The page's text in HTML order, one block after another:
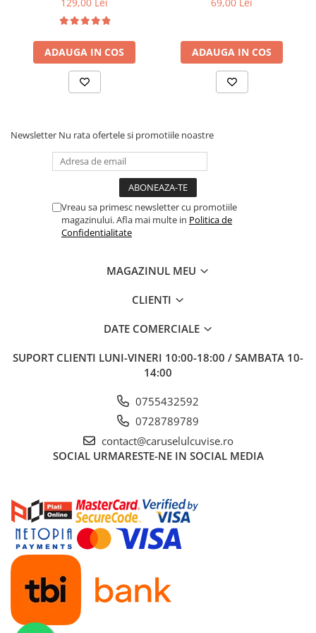
obligatorii ! Plasati patutul intr-o pozitie ferita a camerei ) la
distanta fata de ferestre sau cablurile monitoarelor pentru
Pediatrics ) - Academia Americana de Pediatrie recomanda
parintilor sa doarma in aceeasi camera cu bebelusul, dar nu in
acelasi pat ! Contine 1 buc. Dimensiune: 72x60 cm Grupa de
varsta : 0 luni+ Paturica pentru infasat Amy este fabricat din
ADAUGA IN COS ADAUGA IN COS
Newsletter Nu rata ofertele si promotiile noastre
Vreau sa primesc newsletter cu promotiile
magazinului. Afla mai multe in Politica de
Confidentialitate
MAGAZINUL MEU
CLIENTI
DATE COMERCIALE
SUPORT CLIENTI LUNI-VINERI 10:00-18:00 / SAMBATA 10-
14:00
0755432592
0728789789
contact@caruselulcuvise.ro
SOCIAL URMARESTE-NE IN SOCIAL MEDIA